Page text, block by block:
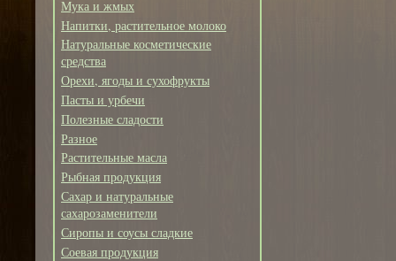
Мука и жмых
Напитки, растительное молоко
Натуральные косметические
средства
Орехи, ягоды и сухофрукты
Пасты и урбечи
Полезные сладости
Разное
Растительные масла
Рыбная продукция
Сахар и натуральные
сахарозаменители
Сиропы и соусы сладкие
Соевая продукция